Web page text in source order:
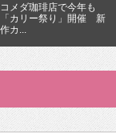
コメダ珈琲店で今年も
「カリー祭り」開催 新
作カ...